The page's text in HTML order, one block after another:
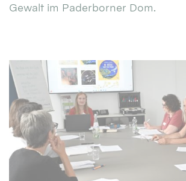
Gewalt im Paderborner Dom.